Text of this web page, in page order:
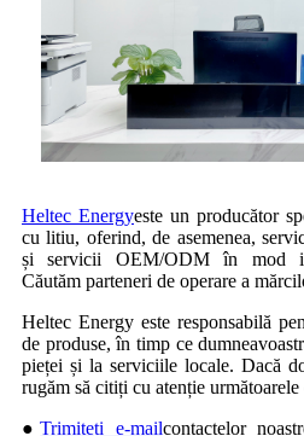
Heltec Energyeste un producător
cu litiu, oferind, de asemenea,
și servicii OEM/ODM în mod
Căutăm parteneri de operare a
Heltec Energy este responsabilă
de produse, în timp ce
pieței și la serviciile locale. Dacă
rugăm să citiți cu atenție următoarele
●Trimiteți e-mailcontactelor